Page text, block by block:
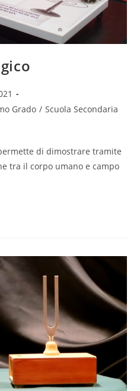
Grado / Scuola Secondaria
di dimostrare tramite
tra il corpo umano e campo